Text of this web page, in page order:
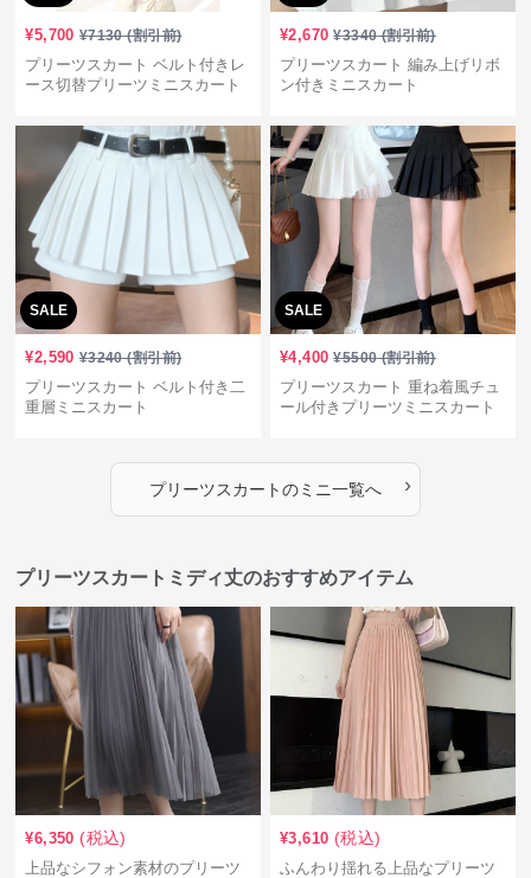
¥5,700 ¥7130(割引前)
プリーツスカート ベルト付きレ
ース切替プリーツミニスカート
¥2,670 ¥3340(割引前)
プリーツスカート 編み上げリボ
ン付きミニスカート
SALE
¥2,590 ¥3240(割引前)
プリーツスカート ベルト付き二
重層ミニスカート
SALE
¥4,400 ¥5500(割引前)
プリーツスカート 重ね着風チュ
ール付きプリーツミニスカート
プリーツスカートのミニ一覧へ ›
プリーツスカートミディ丈のおすすめアイテム
¥6,350 (税込)
上品なシフォン素材のプリーツ
¥3,610 (税込)
ふんわり揺れる上品なプリーツ